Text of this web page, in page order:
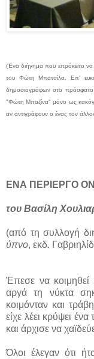
(Ένα διήγημα που επρόκειτο
του Φώτη Μπατσίλα. Επ'
δημοσιογράφων στο πρόσφατο
"Φώτη Μπαζίνα" μόνο ως
αν αντιγράφουν ο ένας τον
ΕΝΑ ΠΕΡΙΕΡΓΟ
του Βασίλη
(από τη συλλογή
ύπνο, εκδ.
Έπεσε να κοιμηθεί
αργά τη νύκτα
κοιμόνταν και
είχε λέει κρύψει
και άρχισε να
Όλοι έλεγαν ότι